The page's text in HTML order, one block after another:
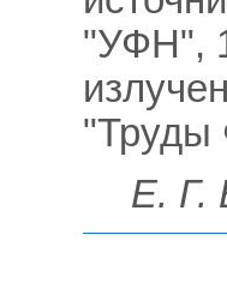
"УФН",
"Труды
Е. Г.